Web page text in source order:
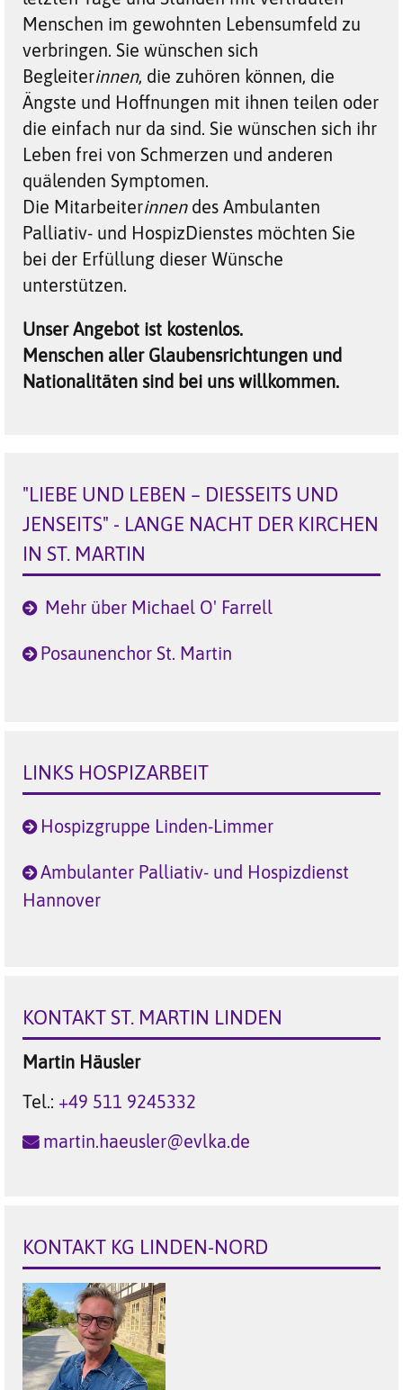
Menschen im gewohnten Lebensumfeld zu
verbringen. Sie wünschen sich
Begleiterinnen, die zuhören können, die
Ängste und Hoffnungen mit ihnen teilen oder
die einfach nur da sind. Sie wünschen sich ihr
Leben frei von Schmerzen und anderen
quälenden Symptomen.
Die Mitarbeiterinnendes Ambulanten
Palliativ- und HospizDienstes möchten Sie
bei der Erfüllung dieser Wünsche
unterstützen.
Unser Angebot ist kostenlos.
Menschen aller Glaubensrichtungen und
Nationalitäten sind bei uns willkommen.
"LIEBE UND LEBEN – DIESSEITS UND
JENSEITS" - LANGE NACHT DER KIRCHEN
IN ST. MARTIN
Mehr über Michael O' Farrell
Posaunenchor St. Martin
LINKS HOSPIZARBEIT
Hospizgruppe Linden-Limmer
Ambulanter Palliativ- und Hospizdienst
Hannover
KONTAKT ST. MARTIN LINDEN
Martin Häusler
Tel.: +49 511 9245332
martin.haeusler@evlka.de
KONTAKT KG LINDEN-NORD